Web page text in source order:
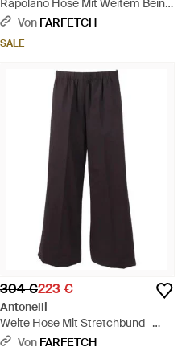
Rapolano Hose Mit Weitem Bein -
BlauVon FARFETCH
SALE
304 €223 €
Antonelli
Weite Hose Mit Stretchbund -
Schwarz
Von FARFETCH